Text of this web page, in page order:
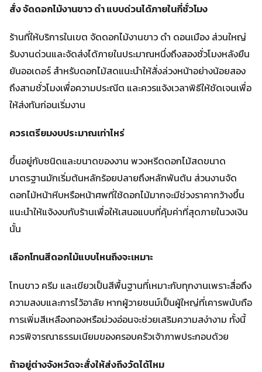
สั่ง จัดดอกไม้งานขาว ดํา แบบด่วนได้ภายในกี่ชั่วโมง
ร้านที่ให้บริการในเขต จัดดอกไม้งานขาว ดํา ดอนเมือง ส่วนใหญ่
รับงานด่วนและจัดส่งได้ภายในประมาณหนึ่งถึงสองชั่วโมงหลังยืน
ยันออเดอร์ สำหรับดอกไม้สดแนะนำให้สั่งล่วงหน้าอย่างน้อยสอง
ถึงสามชั่วโมงเพื่อความประณีต และควรแจ้งเวลาพิธีให้ชัดเจนเพื่อ
ให้ส่งทันก่อนเริ่มงาน
ควรเตรียมงบประมาณเท่าไหร่
ขึ้นอยู่กับชนิดและขนาดของงาน พวงหรีดดอกไม้สดขนาด
มาตรฐานมักเริ่มต้นหลักร้อยปลายถึงหลักพันต้น ส่วนงานจัด
ดอกไม้หน้าหีบหรือหน้าศพที่ใช้ดอกไม้มากจะมีช่วงราคากว้างขึ้น
แนะนำให้แจ้งงบกับร้านเพื่อให้เสนอแบบที่คุ้มค่าที่สุดภายในวงเงิน
นั้น
เลือกโทนสีดอกไม้แบบไหนถึงจะเหมาะ
โทนขาว ครีม และเขียวเป็นสีพื้นฐานที่เหมาะกับทุกงานเพราะสื่อถึง
ความสงบและการไว้อาลัย หากผู้วายชนม์เป็นผู้ใหญ่ที่เคารพนับถือ
การเพิ่มสีเหลืองทองหรือม่วงอ่อนจะช่วยเสริมความสง่างาม ทั้งนี้
ควรพิจารณาธรรมเนียมของครอบครัวเจ้าภาพประกอบด้วย
ถ้าอยู่ต่างจังหวัดจะสั่งให้ส่งถึงวัดได้ไหม